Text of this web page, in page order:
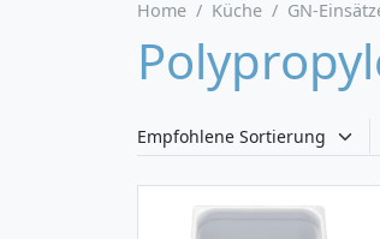
Home Küche GN-